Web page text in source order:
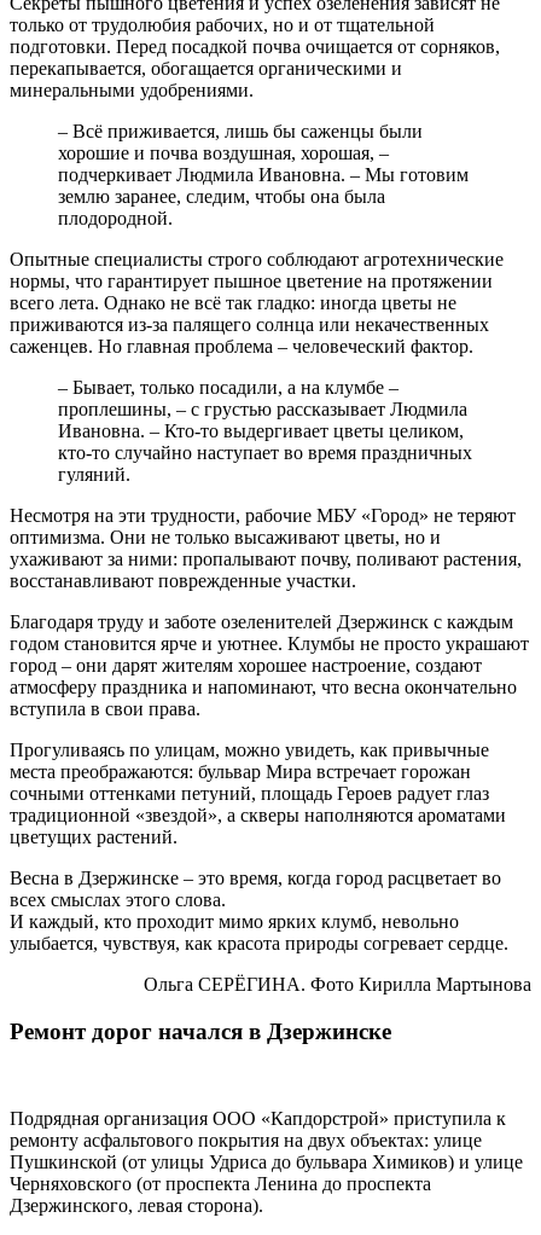
только от трудолюбия рабочих, но и от тщательной
подготовки. Перед посадкой почва очищается от сорняков,
перекапывается, обогащается органическими и
минеральными удобрениями.
– Всё приживается, лишь бы саженцы были
хорошие и почва воздушная, хорошая, –
подчеркивает Людмила Ивановна. – Мы готовим
землю заранее, следим, чтобы она была
плодородной.
Опытные специалисты строго соблюдают агротехнические
нормы, что гарантирует пышное цветение на протяжении
всего лета. Однако не всё так гладко: иногда цветы не
приживаются из‑за палящего солнца или некачественных
саженцев. Но главная проблема – человеческий фактор.
– Бывает, только посадили, а на клумбе –
проплешины, – с грустью рассказывает Людмила
Ивановна. – Кто‑то выдергивает цветы целиком,
кто‑то случайно наступает во время праздничных
гуляний.
Несмотря на эти трудности, рабочие МБУ «Город» не теряют
оптимизма. Они не только высаживают цветы, но и
ухаживают за ними: пропалывают почву, поливают растения,
восстанавливают поврежденные участки.
Благодаря труду и заботе озеленителей Дзержинск с каждым
годом становится ярче и уютнее. Клумбы не просто украшают
город – они дарят жителям хорошее настроение, создают
атмосферу праздника и напоминают, что весна окончательно
вступила в свои права.
Прогуливаясь по улицам, можно увидеть, как привычные
места преображаются: бульвар Мира встречает горожан
сочными оттенками петуний, площадь Героев радует глаз
традиционной «звездой», а скверы наполняются ароматами
цветущих растений.
Весна в Дзержинске – это время, когда город расцветает во
всех смыслах этого слова.
И каждый, кто проходит мимо ярких клумб, невольно
улыбается, чувствуя, как красота природы согревает сердце.
Ольга СЕРЁГИНА. Фото Кирилла Мартынова
Ремонт дорог начался в Дзержинске
Подрядная организация ООО «Капдорстрой» приступила к
ремонту асфальтового покрытия на двух объектах: улице
Пушкинской (от улицы Удриса до бульвара Химиков) и улице
Черняховского (от проспекта Ленина до проспекта
Дзержинского, левая сторона).